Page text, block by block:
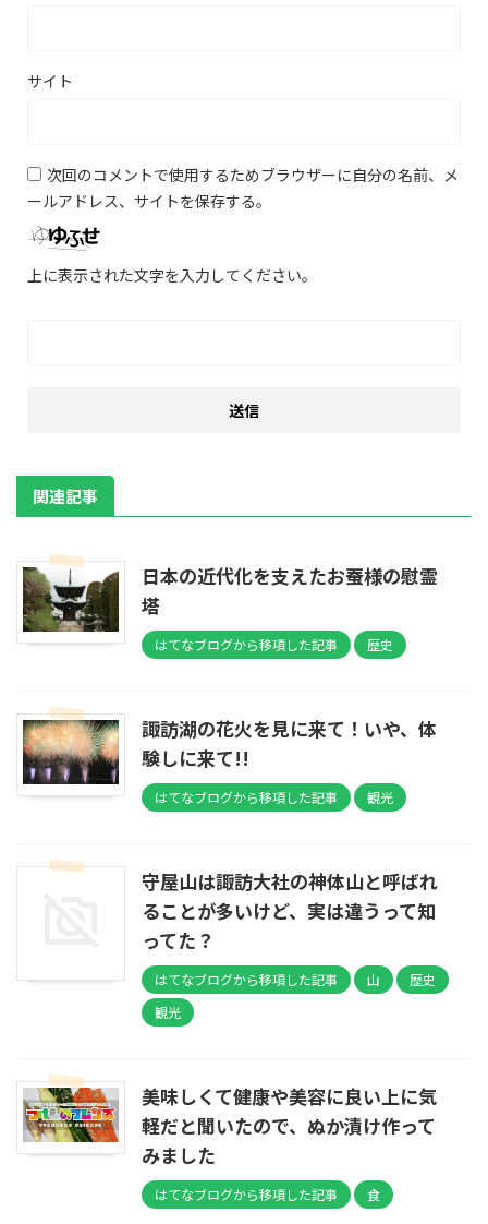
サイト
次回のコメントで使用するためブラウザーに自分の名前、メ
ールアドレス、サイトを保存する。
上に表示された文字を入力してください。
関連記事
日本の近代化を支えたお蚕様の慰霊
塔
はてなブログから移項した記事 歴史
諏訪湖の花火を見に来て！いや、体
験しに来て!!
はてなブログから移項した記事 観光
守屋山は諏訪大社の神体山と呼ばれ
ることが多いけど、実は違うって知
ってた？
はてなブログから移項した記事 山
歴史
観光
美味しくて健康や美容に良い上に気
軽だと聞いたので、ぬか漬け作って
みました
はてなブログから移項した記事 食